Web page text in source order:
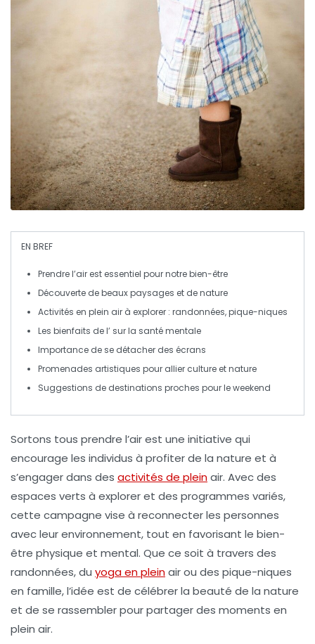
EN BREF
Prendre l’air est essentiel pour notre bien-être
Découverte debeaux paysages et denature
Activités en plein air à explorer : randonnées, pique-niques
Les bienfaits de l’ sur la santé mentale
Importance de se détacher des écrans
Promenades artistiques pour allier culture et nature
Suggestions de destinations proches pour le weekend
Sortons tous prendre l’airest une initiative qui
encourage les individus à profiter de la nature et à
s’engager dans des activités de pleinair. Avec des
espaces verts à explorer et des programmes variés,
cette campagne vise à reconnecter les personnes
avec leur environnement, tout en favorisant le bien-
être physique et mental. Que ce soit à travers des
randonnées, du yoga en pleinair ou des pique-niques
en famille, l’idée est de célébrer la beauté de la nature
et de se rassembler pour partager des moments en
plein air.